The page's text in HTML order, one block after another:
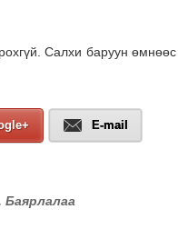
Салхи баруун
E-mail
Баярлалаа